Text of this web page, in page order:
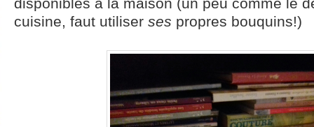
cuisine, faut utiliser ses propres bouquins!)